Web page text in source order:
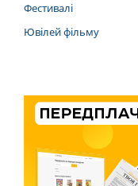
Фестивалі
Ювілей фільму